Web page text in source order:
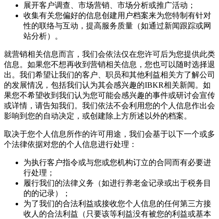
展开客户调查、市场营销、市场分析或推广活动；
收集有关您偏好的信息创建用户档案来为您特制有针对
性的联络与互动，提高服务质量（如通过新闻跟踪或网
站分析）。
就营销相关信息而言，我们会依法仅在您许可后为您提供此类
信息。如果您不想再收到营销相关信息，您也可以随时选择退
出。我们希望让我们的客户、职员和其他利益相关方了解公司
的发展情况，包括我们认为其会感兴趣的IBKR相关新闻。如
果您不希望收到我们认为您可能会感兴趣的事件或研讨会宣传
或详情，请告知我们。我们依法不会利用您的个人信息作出会
影响到您的自动决定，或创建除上方所述以外的档案。
取决于您个人信息所作的许可用途，我们会基于以下一个或多
个法律依据对您的个人信息进行处理：
为执行客户指令或与您或您机构订立的合同而有必要进
行处理；
履行我们的法律义务（如进行养老金记录或出于税务目
的的记录）；
为了我们的合法利益或接收您个人信息的任何第三方接
收人的合法利益（只要该等利益没有被您的利益或基本